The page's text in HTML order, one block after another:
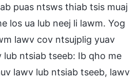
puas ntsws thiab tsis muaj
los ua lub neej li lawm. Yog
lawv cov ntsujplig yuav
ntsiab tseeb: Ib qho me
lawv lub ntsiab tseeb, lawv